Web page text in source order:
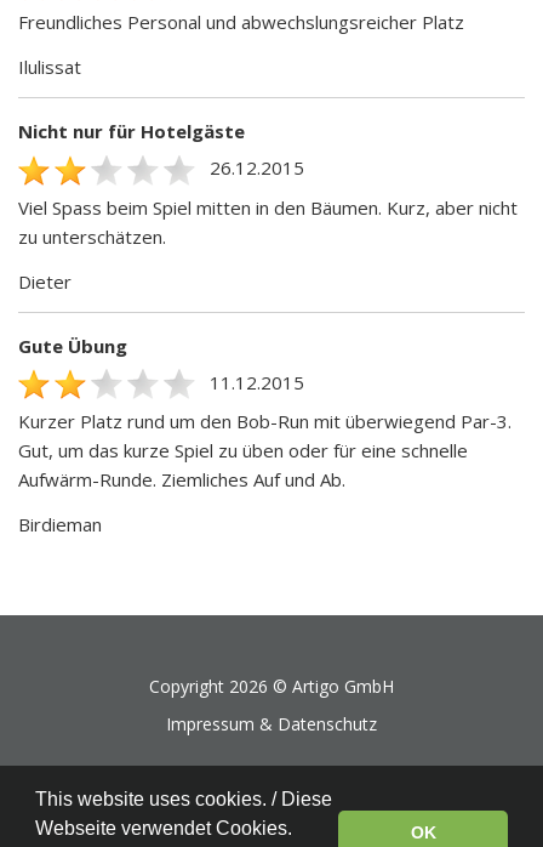
Freundliches Personal und abwechslungsreicher Platz
Ilulissat
Nicht nur für Hotelgäste
26.12.2015
Viel Spass beim Spiel mitten in den Bäumen. Kurz, aber nicht
zu unterschätzen.
Dieter
Gute Übung
11.12.2015
Kurzer Platz rund um den Bob-Run mit überwiegend Par-3.
Gut, um das kurze Spiel zu üben oder für eine schnelle
Aufwärm-Runde. Ziemliches Auf und Ab.
Birdieman
Copyright 2026 © Artigo GmbH
Impressum & Datenschutz
This website uses cookies. / Diese
Webseite verwendet Cookies.
OK